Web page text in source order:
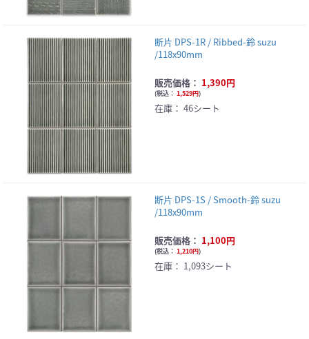
断片 DPS-1R / Ribbed-鈴 suzu
/118x90mm
販売価格： 1,390円
(税込： 1,529円)
在庫： 46シート
断片 DPS-1S / Smooth-鈴 suzu
/118x90mm
販売価格： 1,100円
(税込： 1,210円)
在庫： 1,093シート